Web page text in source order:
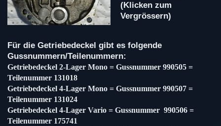
(Klicken zum
Vergrössern)
Für die Getriebedeckel gibt es folgende
Gussnummern/Teilenummern:
Getriebedeckel 2-Lager Mono = Gussnummer 990505 =
Teilenummer 131018
Getriebedeckel 4-Lager Mono = Gussnummer 990507 =
Teilenummer 131024
Getriebedeckel 4-Lager Vario = Gussnummer 990506 =
Teilenummer 175741